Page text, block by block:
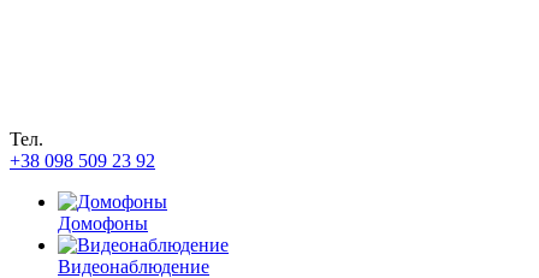
Тел.
+38 098 509 23 92
Домофоны
Видеонаблюдение